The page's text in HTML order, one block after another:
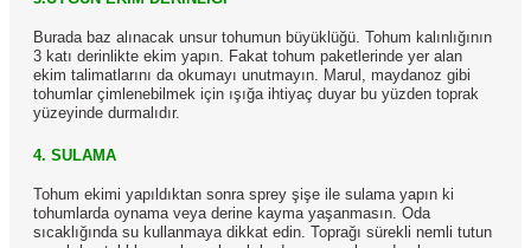
Burada baz alınacak unsur tohumun büyüklüğü. Tohum kalınlığının
3 katı derinlikte ekim yapın. Fakat tohum paketlerinde yer alan
ekim talimatlarını da okumayı unutmayın. Marul, maydanoz gibi
tohumlar çimlenebilmek için ışığa ihtiyaç duyar bu yüzden toprak
yüzeyinde durmalıdır.
4. SULAMA
Tohum ekimi yapıldıktan sonra sprey şişe ile sulama yapın ki
tohumlarda oynama veya derine kayma yaşanmasın. Oda
sıcaklığında su kullanmaya dikkat edin. Toprağı sürekli nemli tutun